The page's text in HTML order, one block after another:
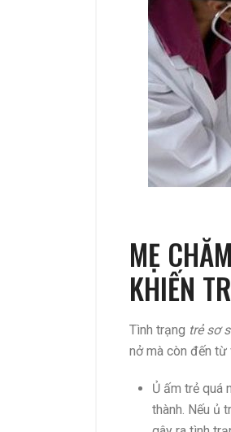
MẸ
KHIẾN
Tình trạng trẻ sơ
nở mà còn đến từ
Ủ ấm trẻ quá
thành. Nếu ủ